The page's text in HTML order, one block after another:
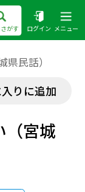
がす ログイン メニュー
民話）
りに追加
宮城